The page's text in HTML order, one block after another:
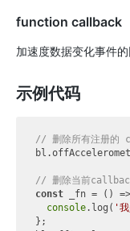
function callback
加速度数据变化事件
示例代码
// 删除所有注册的
// 删除当前
const _fn = () =>
console.log( '
};